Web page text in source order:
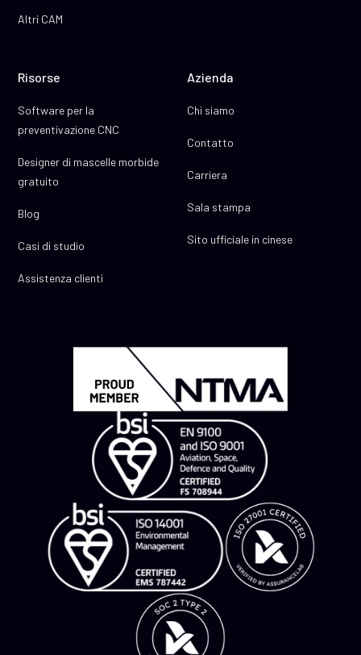
Altri CAM
Risorse
Software per la
preventivazione CNC
Designer di mascelle morbide
gratuito
Blog
Casi di studio
Assistenza clienti
Azienda
Chi siamo
Contatto
Carriera
Sala stampa
Sito ufficiale in cinese